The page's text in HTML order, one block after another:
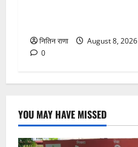
नितिन राणा
August 8, 2026
0
YOU MAY HAVE MISSED